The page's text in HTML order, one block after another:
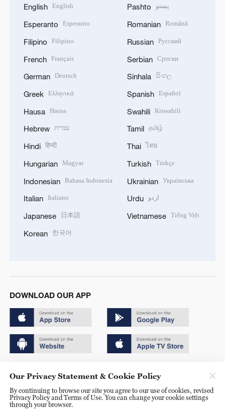
English English
Esperanto Esperanto
Filipino Filipino
French Français
German Deutsch
Greek Ελληνικά
Hausa Hausa
Hebrew עברית
Hindi हिन्दी
Hungarian Magyar
Indonesian Bahasa Indonesia
Italian Italiano
Japanese 日本語
Korean 한국어
Pashto پښتو
Romanian Română
Russian Русский
Serbian Српски
Sinhala සිංහල
Spanish Español
Swahili Kiswahili
Tamil தமிழ்
Thai ไทย
Turkish Türkçe
Ukrainian Українська
Urdu اردو
Vietnamese Tiếng Việt
DOWNLOAD OUR APP
京ICP备20000184号
京公网安备 11010502050052号
Our Privacy Statement & Cookie Policy
By continuing to browse our site you agree to our use of cookies, revised
Privacy Policy and Terms of Use. You can change your cookie settings
through your browser.